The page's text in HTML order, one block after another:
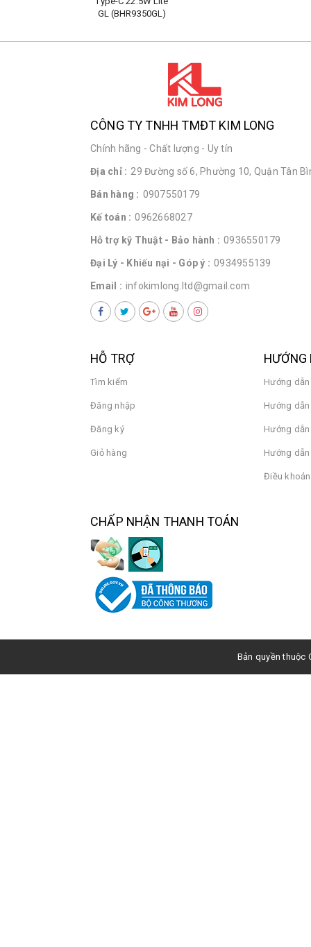
GL (BHR9350GL)
CÔNG TY TNHH TMĐT KIM LONG
Chính hãng - Chất lượng - Uy tín
Địa chỉ : 29 Đường số 6, Phường 10, Quận Tân
Bán hàng : 0907550179
Kế toán : 0962668027
Hỗ trợ kỹ Thuật - Bảo hành : 0936550179
Đại Lý - Khiếu nại - Góp ý : 0934955139
Email : infokimlong.ltd@gmail.com
HỖ TRỢ
Tìm kiếm
Đăng nhập
Đăng ký
Giỏ hàng
HƯỚNG
Hướng
Hướng
Hướng
Hướng
Điều
CHẤP NHẬN THANH TOÁN
Bản quyền thuộc